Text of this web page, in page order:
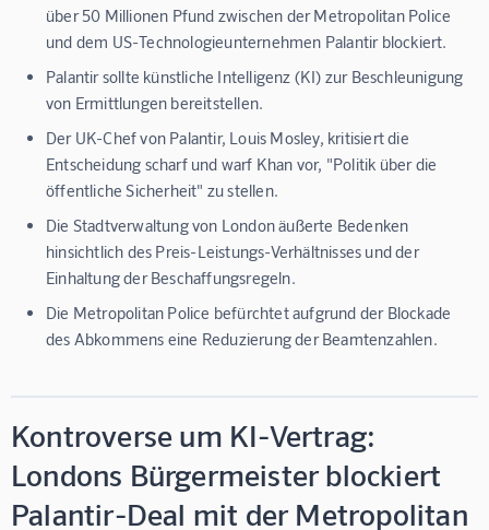
über 50 Millionen Pfund zwischen der Metropolitan Police
und dem US-Technologieunternehmen Palantir blockiert.
Palantir sollte künstliche Intelligenz (KI) zur Beschleunigung
von Ermittlungen bereitstellen.
Der UK-Chef von Palantir, Louis Mosley, kritisiert die
Entscheidung scharf und warf Khan vor, "Politik über die
öffentliche Sicherheit" zu stellen.
Die Stadtverwaltung von London äußerte Bedenken
hinsichtlich des Preis-Leistungs-Verhältnisses und der
Einhaltung der Beschaffungsregeln.
Die Metropolitan Police befürchtet aufgrund der Blockade
des Abkommens eine Reduzierung der Beamtenzahlen.
Kontroverse um KI-Vertrag:
Londons Bürgermeister blockiert
Palantir-Deal mit der Metropolitan